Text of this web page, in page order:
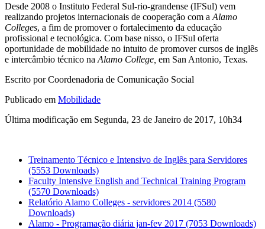
Desde 2008 o Instituto Federal Sul-rio-grandense (IFSul) vem
realizando projetos internacionais de cooperação com a Alamo
Colleges, a fim de promover o fortalecimento da educação
profissional e tecnológica. Com base nisso, o IFSul oferta
oportunidade de mobilidade no intuito de promover cursos de inglês
e intercâmbio técnico na Alamo College, em San Antonio, Texas.
Escrito por Coordenadoria de Comunicação Social
Publicado em Mobilidade
Última modificação em Segunda, 23 de Janeiro de 2017, 10h34
Treinamento Técnico e Intensivo de Inglês para Servidores
(5553 Downloads)
Faculty Intensive English and Technical Training Program
(5570 Downloads)
Relatório Alamo Colleges - servidores 2014 (5580
Downloads)
Alamo - Programação diária jan-fev 2017 (7053 Downloads)